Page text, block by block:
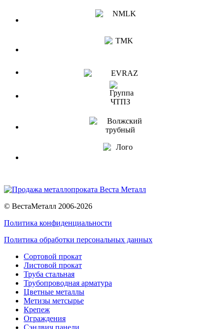
© ВестаМеталл 2006-2026
Политика конфиденциальности
Политика обработки персональных данных
Сортовой прокат
Листовой прокат
Труба стальная
Трубопроводная арматура
Цветные металлы
Метизы метсырье
Крепеж
Ограждения
Сэндвич панели